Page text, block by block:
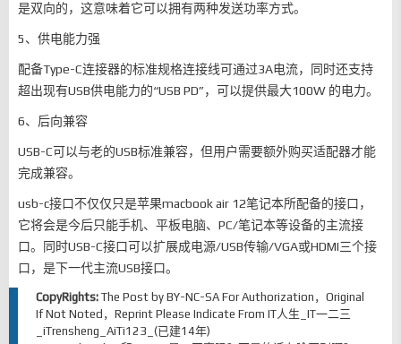
是双向的，这意味着它可以拥有两种发送功率方式。
5、供电能力强
配备Type-C连接器的标准规格连接线可通过3A电流，同时还支持
超出现有USB供电能力的“USB PD”，可以提供最大100W 的电力。
6、后向兼容
USB-C可以与老的USB标准兼容，但用户需要额外购买适配器才能
完成兼容。
usb-c接口不仅仅只是苹果macbook air 12笔记本所配备的接口，
它将会是今后只能手机、平板电脑、PC/笔记本等设备的主流接
口。同时USB-C接口可以扩展成电源/USB传输/VGA或HDMI三个接
口，是下一代主流USB接口。
CopyRights: The Post by BY-NC-SA For Authorization，Original
If Not Noted，Reprint Please Indicate From IT人生_IT一二三
_iTrensheng_AiTi123_(已建14年)